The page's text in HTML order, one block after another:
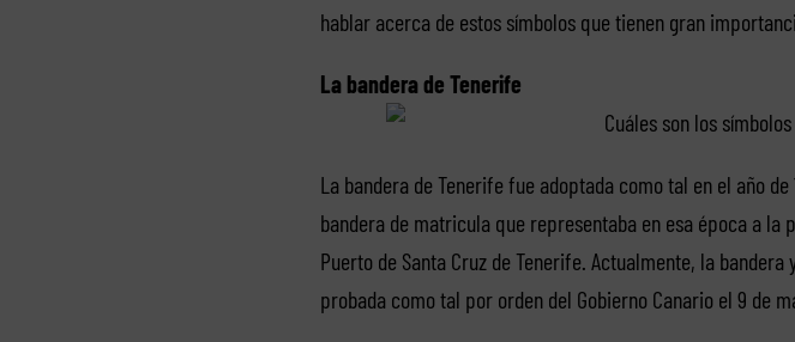
hablar acerca de estos símbolos que tienen gran
La bandera de Tenerife
La bandera de Tenerife fue adoptada como tal en el año
bandera de matricula que representaba en esa época a
Puerto de Santa Cruz de Tenerife. Actualmente, la
probada como tal por orden del Gobierno Canario el 9 de